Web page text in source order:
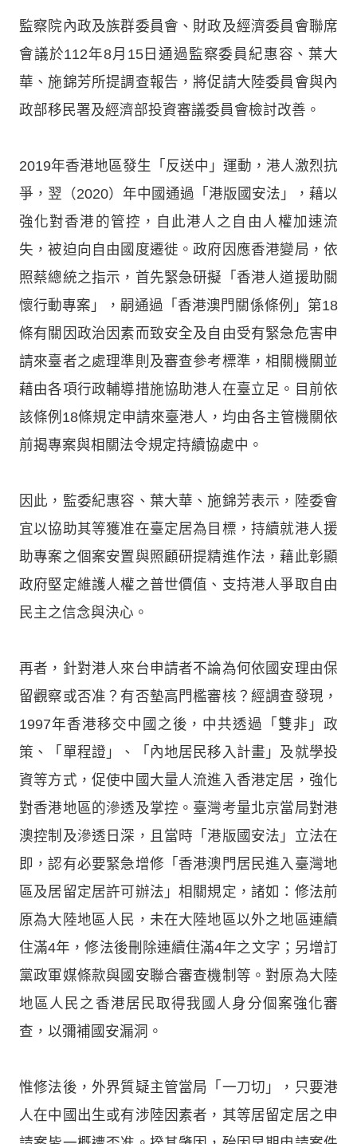
監察院內政及族群委員會、財政及經濟委員會聯席
會議於112年8月15日通過監察委員紀惠容、葉大
華、施錦芳所提調查報告，將促請大陸委員會與內
政部移民署及經濟部投資審議委員會檢討改善。
2019年香港地區發生「反送中」運動，港人激烈抗
爭，翌（2020）年中國通過「港版國安法」，藉以
強化對香港的管控，自此港人之自由人權加速流
失，被迫向自由國度遷徙。政府因應香港變局，依
照蔡總統之指示，首先緊急研擬「香港人道援助關
懷行動專案」，嗣通過「香港澳門關係條例」第18
條有關因政治因素而致安全及自由受有緊急危害申
請來臺者之處理準則及審查參考標準，相關機關並
藉由各項行政輔導措施協助港人在臺立足。目前依
該條例18條規定申請來臺港人，均由各主管機關依
前揭專案與相關法令規定持續協處中。
因此，監委紀惠容、葉大華、施錦芳表示，陸委會
宜以協助其等獲准在臺定居為目標，持續就港人援
助專案之個案安置與照顧研提精進作法，藉此彰顯
政府堅定維護人權之普世價值、支持港人爭取自由
民主之信念與決心。
再者，針對港人來台申請者不論為何依國安理由保
留觀察或否准？有否墊高門檻審核？經調查發現，
1997年香港移交中國之後，中共透過「雙非」政
策、「單程證」、「內地居民移入計畫」及就學投
資等方式，促使中國大量人流進入香港定居，強化
對香港地區的滲透及掌控。臺灣考量北京當局對港
澳控制及滲透日深，且當時「港版國安法」立法在
即，認有必要緊急增修「香港澳門居民進入臺灣地
區及居留定居許可辦法」相關規定，諸如：修法前
原為大陸地區人民，未在大陸地區以外之地區連續
住滿4年，修法後刪除連續住滿4年之文字；另增訂
黨政軍媒條款與國安聯合審查機制等。對原為大陸
地區人民之香港居民取得我國人身分個案強化審
查，以彌補國安漏洞。
惟修法後，外界質疑主管當局「一刀切」，只要港
人在中國出生或有涉陸因素者，其等居留定居之申